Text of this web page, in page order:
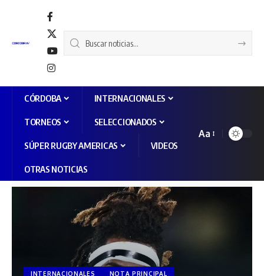
CÓRDOBA INTERNACIONALES
TORNEOS SELECCIONADOS
SÚPER RUGBY AMERICAS VIDEOS
OTRAS NOTICIAS
Aa
INTERNACIONALES
NOTA PRINCIPAL